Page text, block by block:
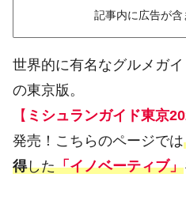
記事内に広告が含
世界的に有名なグルメガイ
の東京版。
【 ミシュランガイド東京
発売！こちらのページでは
得した「イノベーティブ」